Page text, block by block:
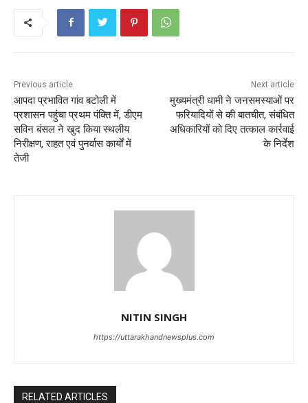
Previous article
आपदा प्रभावित गांव बटोली में
प्रशासन पहुंचा प्रथम पंक्ति में, डीएम
सविन बंसल ने खुद किया स्थलीय
निरीक्षण, राहत एवं पुनर्वास कार्यों में
तेजी
Next article
मुख्यमंत्री धामी ने जनसमस्याओं पर
फरियादियों से की बातचीत, संबंधित
अधिकारियों को दिए तत्काल कार्रवाई
के निर्देश
NITIN SINGH
https://uttarakhandnewsplus.com
RELATED ARTICLES